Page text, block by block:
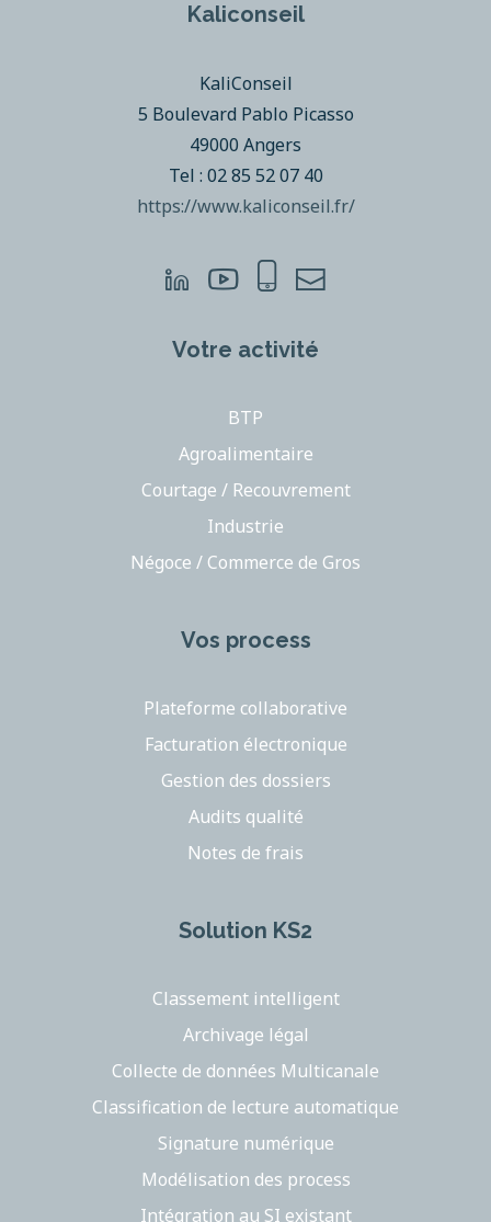
Kaliconseil
KaliConseil
5 Boulevard Pablo Picasso
49000 Angers
Tel : 02 85 52 07 40
https://www.kaliconseil.fr/
Votre activité
BTP
Agroalimentaire
Courtage / Recouvrement
Industrie
Négoce / Commerce de Gros
Vos process
Plateforme collaborative
Facturation électronique
Gestion des dossiers
Audits qualité
Notes de frais
Solution KS2
Classement intelligent
Archivage légal
Collecte de données Multicanale
Classification de lecture automatique
Signature numérique
Modélisation des process
Intégration au SI existant